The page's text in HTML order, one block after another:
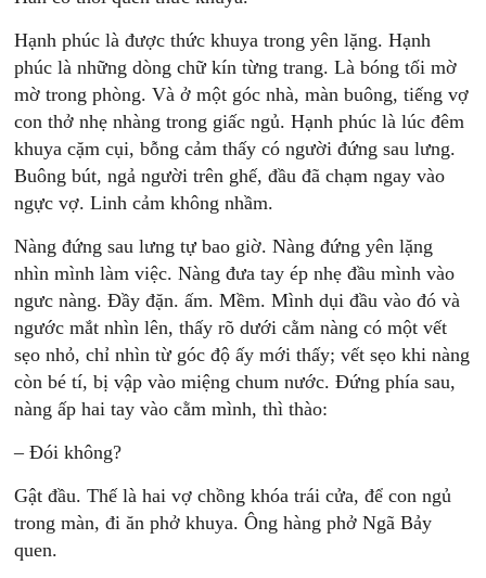
Hạnh phúc là được thức khuya trong yên lặng. Hạnh
phúc là những dòng chữ kín từng trang. Là bóng tối mờ
mờ trong phòng. Và ở một góc nhà, màn buông, tiếng vợ
con thở nhẹ nhàng trong giấc ngủ. Hạnh phúc là lúc đêm
khuya cặm cụi, bỗng cảm thấy có người đứng sau lưng.
Buông bút, ngả người trên ghế, đầu đã chạm ngay vào
ngực vợ. Linh cảm không nhầm.
Nàng đứng sau lưng tự bao giờ. Nàng đứng yên lặng
nhìn mình làm việc. Nàng đưa tay ép nhẹ đầu mình vào
ngưc nàng. Đầy đặn. ấm. Mềm. Mình dụi đầu vào đó và
ngước mắt nhìn lên, thấy rõ dưới cằm nàng có một vết
sẹo nhỏ, chỉ nhìn từ góc độ ấy mới thấy; vết sẹo khi nàng
còn bé tí, bị vập vào miệng chum nước. Đứng phía sau,
nàng ấp hai tay vào cằm mình, thì thào:
– Đói không?
Gật đầu. Thế là hai vợ chồng khóa trái cửa, để con ngủ
trong màn, đi ăn phở khuya. Ông hàng phở Ngã Bảy
quen.